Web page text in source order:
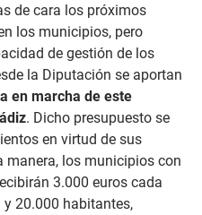
de cara los próximos
los municipios, pero
de gestión de los
la Diputación se aportan
en marcha de este
. Dicho presupuesto se
en virtud de sus
manera, los municipios con
3.000 euros cada
20.000 habitantes,